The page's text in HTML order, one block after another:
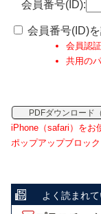
会員番号(ID):
会員番号(ID)
会員認
共用の
PDFダウンロード
iPhone（safari）をお
ポップアップブロッ
よく読まれ